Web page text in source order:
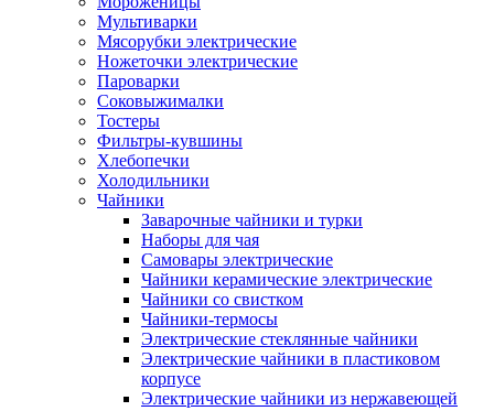
Мультиварки
Мясорубки электрические
Ножеточки электрические
Пароварки
Соковыжималки
Тостеры
Фильтры-кувшины
Хлебопечки
Холодильники
Чайники
Заварочные чайники и турки
Наборы для чая
Самовары электрические
Чайники керамические электрические
Чайники со свистком
Чайники-термосы
Электрические стеклянные чайники
Электрические чайники в пластиковом
корпусе
Электрические чайники из нержавеющей